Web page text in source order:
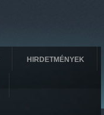
HIRDETMÉNYEK